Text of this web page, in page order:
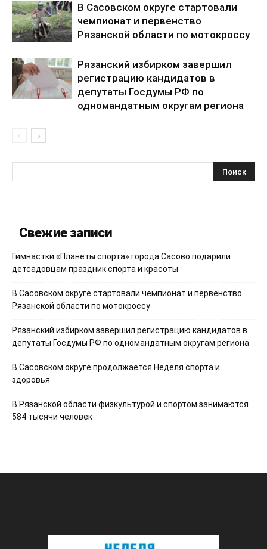
В Сасовском округе стартовали
чемпионат и первенство
Рязанской области по мотокроссу
Рязанский избирком завершил
регистрацию кандидатов в
депутаты Госдумы РФ по
одномандатным округам региона
Свежие записи
Гимнастки «Планеты спорта» города Сасово подарили
детсадовцам праздник спорта и красоты
В Сасовском округе стартовали чемпионат и первенство
Рязанской области по мотокроссу
Рязанский избирком завершил регистрацию кандидатов в
депутаты Госдумы РФ по одномандатным округам региона
В Сасовском округе продолжается Неделя спорта и
здоровья
В Рязанской области физкультурой и спортом занимаются
584 тысячи человек